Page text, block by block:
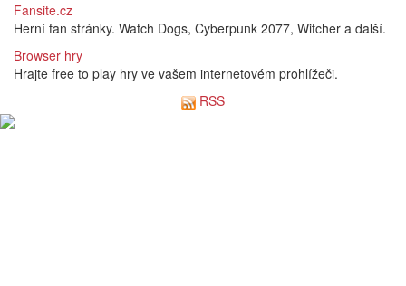
Fansite.cz
Herní fan stránky. Watch Dogs, Cyberpunk 2077, Witcher a další.
Browser hry
Hrajte free to play hry ve vašem internetovém prohlížeči.
RSS